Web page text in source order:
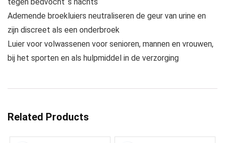
Ademende broekluiers neutraliseren de geur van urine en
zijn discreet als een onderbroek
Luier voor volwassenen voor senioren, mannen en vrouwen,
bij het sporten en als hulpmiddel in de verzorging
Related Products